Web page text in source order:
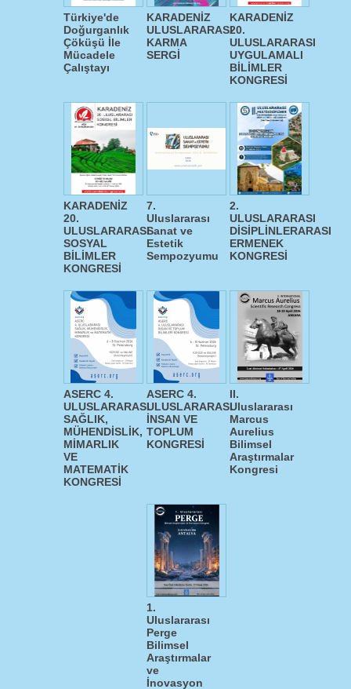
Türkiye'de
Doğurganlık
Çöküşü İle
Mücadele
Çalıştayı
KARADENİZ
ULUSLARARASI
KARMA
SERGİ
KARADENİZ
20.
ULUSLARARASI
UYGULAMALI
BİLİMLER
KONGRESİ
KARADENİZ
20.
ULUSLARARASI
SOSYAL
BİLİMLER
KONGRESİ
7.
Uluslararası
Sanat ve
Estetik
Sempozyumu
2.
ULUSLARARASI
DİSİPLİNLERARASI
ERMENEK
KONGRESİ
ASERC 4.
ULUSLARARASI
SAĞLIK,
MÜHENDİSLİK,
MİMARLIK
VE
MATEMATİK
KONGRESİ
ASERC 4.
ULUSLARARASI
İNSAN VE
TOPLUM
KONGRESİ
II.
Uluslararası
Marcus
Aurelius
Bilimsel
Araştırmalar
Kongresi
1.
Uluslararası
Perge
Bilimsel
Araştırmalar
ve
İnovasyon